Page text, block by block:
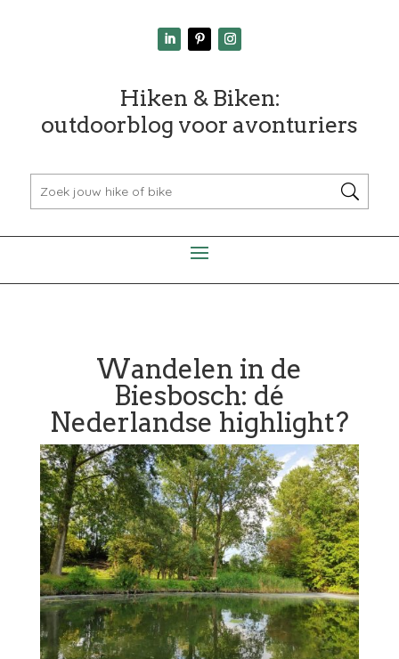
Hiken & Biken:
outdoorblog voor avonturiers
Wandelen in de
Biesbosch: dé
Nederlandse highlight?